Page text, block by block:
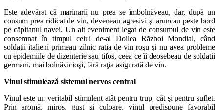
Este adevărat că marinarii nu prea se îmbolnăveau, dar, după un
consum prea ridicat de vin, deveneau agresivi şi aruncau peste bord
pe căpitanul navei. Un alt eveniment legat de consumul de vin este
consemnat în timpul celui de-al Doilea Război Mondial, când
soldaţii italieni primeau zilnic raţia de vin roşu şi nu avea probleme
cu epidemiile de dizenterie sau tifos, ceea ce îi deosebeau de soldaţii
germani, mai bolnăvicioşi, fără raţia asigurată de vin.
Vinul stimulează sistemul nervos central
Vinul este un veritabil stimulent atât pentru trup, cât şi pentru suflet.
Prin aromă, miros, gust şi culoare, vinul predispune favorabil